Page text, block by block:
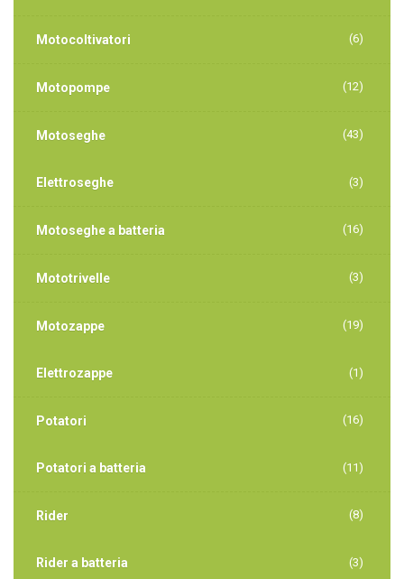
Motocoltivatori (6)
Motopompe (12)
Motoseghe (43)
Elettroseghe (3)
Motoseghe a batteria (16)
Mototrivelle (3)
Motozappe (19)
Elettrozappe (1)
Potatori (16)
Potatori a batteria (11)
Rider (8)
Rider a batteria (3)